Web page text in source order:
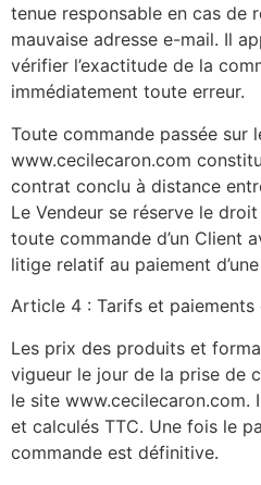
tenue responsable en cas de
mauvaise adresse e-mail. Il
vérifier l’exactitude de la
immédiatement toute erreur.
Toute commande passée sur
www.cecilecaron.com
contrat conclu à distance
Le Vendeur se réserve le
toute commande d’un Client
litige relatif au paiement
Article 4 : Tarifs et paiements
Les prix des produits et
vigueur le jour de la prise de
le site www.cecilecaron.com.
et calculés TTC. Une fois le
commande est définitive.